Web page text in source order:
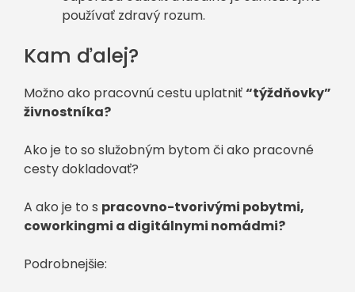
používať zdravý rozum.
Kam ďalej?
Možno ako pracovnú cestu uplatniť“týždňovky”
živnostníka?
Ako je to so služobným bytom či ako pracovné
cesty dokladovať?
A ako je to s pracovno-tvorivými pobytmi,
coworkingmi a digitálnymi nomádmi?
Podrobnejšie: